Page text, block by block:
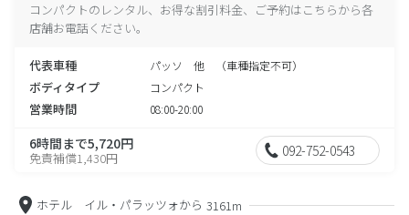
コンパクトのレンタル、お得な割引料金、ご予約はこちらから各
店舗お電話ください。
代表車種 パッソ 他 （車種指定不可）
ボディタイプ コンパクト
営業時間 08:00-20:00
6時間まで5,720円
免責補償1,430円 092-752-0543
ホテル イル・パラッツォから 3161m